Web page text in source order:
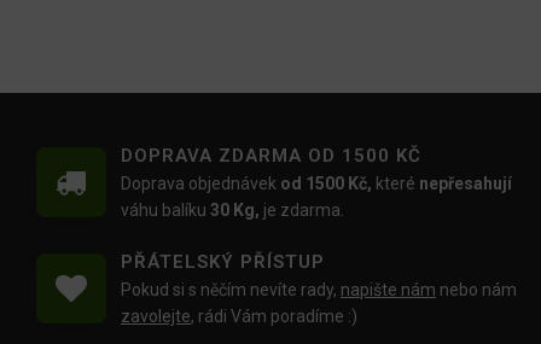
DOPRAVA ZDARMA OD 1500 KČ
Doprava objednávek od 1500 Kč, které nepřesahují
váhu balíku30 Kg, je zdarma.
PŘÁTELSKÝ PŘÍSTUP
Pokud si s něčím nevíte rady, napište nám nebo nám
zavolejte, rádi Vám poradíme :)